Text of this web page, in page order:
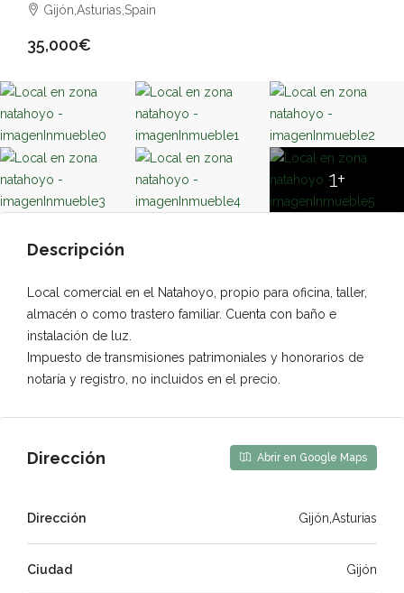
Gijón,Asturias,Spain
35,000€
1+
Descripción
Local comercial en el Natahoyo, propio para oficina, taller,
almacén o como trastero familiar. Cuenta con baño e
instalación de luz.
Impuesto de transmisiones patrimoniales y honorarios de
notaría y registro, no incluidos en el precio.
Dirección Abrir en Google Maps
Dirección Gijón,Asturias
Ciudad Gijón